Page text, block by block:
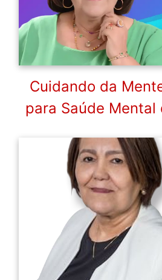
Cuidando da
para Saúde Mental